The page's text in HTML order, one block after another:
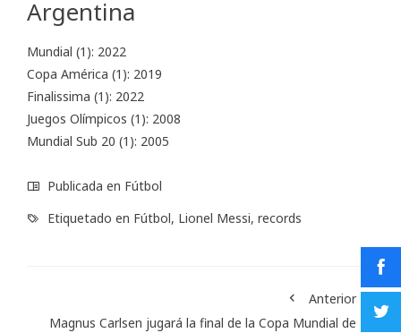
Argentina
Mundial (1): 2022
Copa América (1): 2019
Finalissima (1): 2022
Juegos Olímpicos (1): 2008
Mundial Sub 20 (1): 2005
Publicada en Fútbol
Etiquetado en Fútbol, Lionel Messi, records
Anterior
Magnus Carlsen jugará la final de la Copa Mundial de